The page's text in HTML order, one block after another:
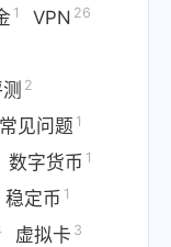
1 VPN 26
2
常见问题 1
数字货币 1
稳定币 1
虚拟卡 3